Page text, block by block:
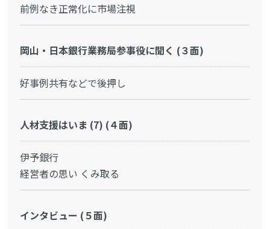
前例なき正常化に市場注視
岡山・日本銀行業務局参事役に聞く (３面)
好事例共有などで後押し
人材支援はいま (7) (４面)
伊予銀行
経営者の思い くみ取る
インタビュー (５面)